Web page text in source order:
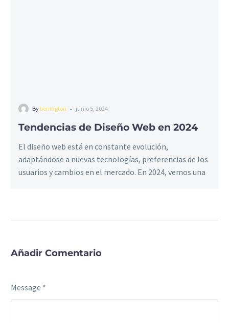
By benington - junio 5, 2024
Tendencias de Diseño Web en 2024
El diseño web está en constante evolución,
adaptándose a nuevas tecnologías, preferencias de los
usuarios y cambios en el mercado. En 2024, vemos una
Añadir Comentario
Message *